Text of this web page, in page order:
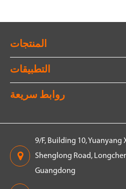
المنتجات
التطبيقات
روابط سريعة
9/F, Building 10, Yuanyang
Shenglong Road,
Guangdong